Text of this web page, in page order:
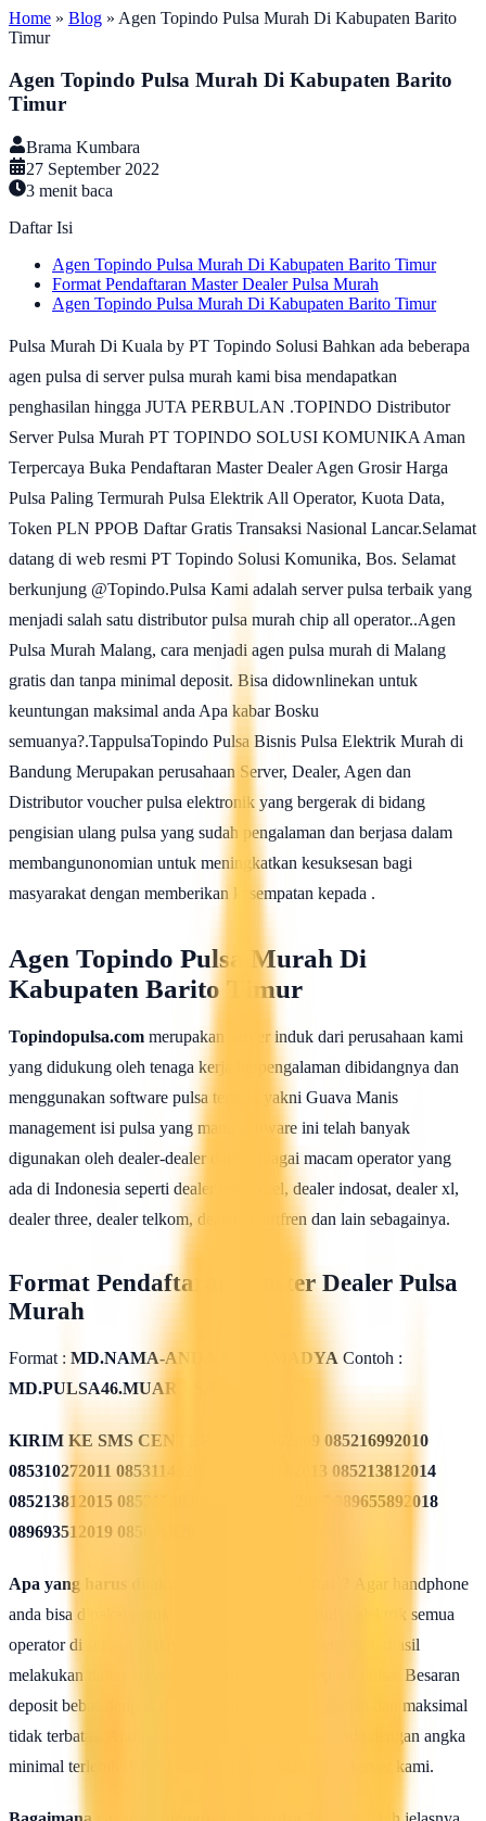
Home » Blog » Agen Topindo Pulsa Murah Di Kabupaten Barito
Timur
Agen Topindo Pulsa Murah Di Kabupaten Barito
Timur
Brama Kumbara
27 September 2022
3 menit baca
Daftar Isi
Agen Topindo Pulsa Murah Di Kabupaten Barito Timur
Format Pendaftaran Master Dealer Pulsa Murah
Agen Topindo Pulsa Murah Di Kabupaten Barito Timur
Pulsa Murah Di Kuala by PT Topindo Solusi Bahkan ada beberapa
agen pulsa di server pulsa murah kami bisa mendapatkan
penghasilan hingga JUTA PERBULAN .TOPINDO Distributor
Server Pulsa Murah PT TOPINDO SOLUSI KOMUNIKA Aman
Terpercaya Buka Pendaftaran Master Dealer Agen Grosir Harga
Pulsa Paling Termurah Pulsa Elektrik All Operator, Kuota Data,
Token PLN PPOB Daftar Gratis Transaksi Nasional Lancar.Selamat
datang di web resmi PT Topindo Solusi Komunika, Bos. Selamat
berkunjung @Topindo.Pulsa Kami adalah server pulsa terbaik yang
menjadi salah satu distributor pulsa murah chip all operator..Agen
Pulsa Murah Malang, cara menjadi agen pulsa murah di Malang
gratis dan tanpa minimal deposit. Bisa didownlinekan untuk
keuntungan maksimal anda Apa kabar Bosku
semuanya?.TappulsaTopindo Pulsa Bisnis Pulsa Elektrik Murah di
Bandung Merupakan perusahaan Server, Dealer, Agen dan
Distributor voucher pulsa elektronik yang bergerak di bidang
pengisian ulang pulsa yang sudah pengalaman dan berjasa dalam
membangunonomian untuk meningkatkan kesuksesan bagi
masyarakat dengan memberikan kesempatan kepada .
Agen Topindo Pulsa Murah Di
Kabupaten Barito Timur
Topindopulsa.com merupakan server induk dari perusahaan kami
yang didukung oleh tenaga kerja berpengalaman dibidangnya dan
menggunakan software pulsa terbaik yakni Guava Manis
management isi pulsa yang mana software ini telah banyak
digunakan oleh dealer-dealer dari berbagai macam operator yang
ada di Indonesia seperti dealer telkomsel, dealer indosat, dealer xl,
dealer three, dealer telkom, dealer smartfren dan lain sebagainya.
Format Pendaftaran Master Dealer Pulsa
Murah
Format : MD.NAMA-ANDA.KOTAMADYA Contoh :
MD.PULSA46.MUARA SABAK
KIRIM KE SMS CENTER
085311562009 085216992010
085310272011 085311432012 085213782013 085213812014
085213812015 085215082016 085819962017 089655892018
089693512019 08568582020
Apa yang harus dilakukan seusai Mendaftar ?
Agar handphone
anda bisa dipakai untuk melakukan isi ulang pulsa elektrik semua
operator di seluruh wilayah Indonesia, maka setelah berhasil
melakukan daftar anda harus mengisi saldo deposit pulsa. Besaran
deposit bebas dengan ketentuan minimal 50rb rupiah dan maksimal
tidak terbatas. Anda bisa isi deposit saldo pulsa anda dengan angka
minimal terlebih dahulu untuk uji coba kehebatan server kami.